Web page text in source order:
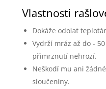
Vlastnosti
Dokáže odolat
Vydrží mráz až do -
přimrznutí nehrozí.
Neškodí mu ani
sloučeniny.